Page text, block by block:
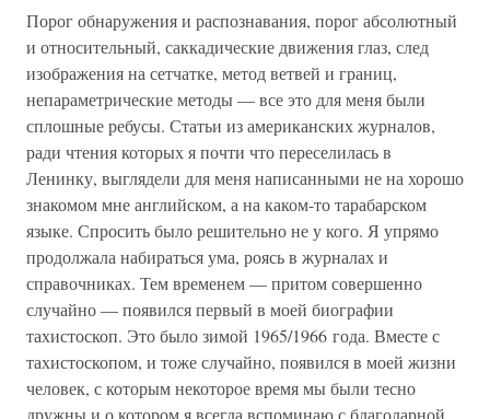
Порог обнаружения и распознавания, порог абсолютный
и относительный, саккадические движения глаз, след
изображения на сетчатке, метод ветвей и границ,
непараметрические методы — все это для меня были
сплошные ребусы. Статьи из американских журналов,
ради чтения которых я почти что переселилась в
Ленинку, выглядели для меня написанными не на хорошо
знакомом мне английском, а на каком-то тарабарском
языке. Спросить было решительно не у кого. Я упрямо
продолжала набираться ума, роясь в журналах и
справочниках. Тем временем — притом совершенно
случайно — появился первый в моей биографии
тахистоскоп. Это было зимой 1965/1966 года. Вместе с
тахистоскопом, и тоже случайно, появился в моей жизни
человек, с которым некоторое время мы были тесно
дружны и о котором я всегда вспоминаю с благодарной